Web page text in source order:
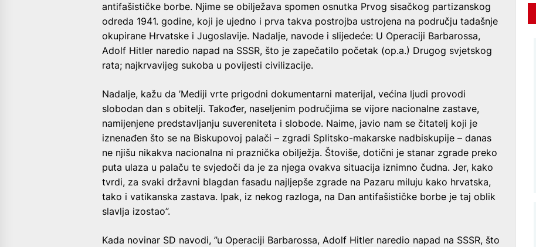
antifašističke borbe. Njime se obilježava spomen osnutka Prvog sisačkog partizanskog
odreda 1941. godine, koji je ujedno i prva takva postrojba ustrojena na području tadašnje
okupirane Hrvatske i Jugoslavije. Nadalje, navode i slijedeće: U Operaciji Barbarossa,
Adolf Hitler naredio napad na SSSR, što je zapečatilo početak (op.a.) Drugog svjetskog
rata; najkrvavijeg sukoba u povijesti civilizacije.
Nadalje, kažu da ’Mediji vrte prigodni dokumentarni materijal, većina ljudi provodi
slobodan dan s obitelji. Također, naseljenim područjima se vijore nacionalne zastave,
namijenjene predstavljanju suvereniteta i slobode. Naime, javio nam se čitatelj koji je
iznenađen što se na Biskupovoj palači – zgradi Splitsko-makarske nadbiskupije – danas
ne njišu nikakva nacionalna ni praznička obilježja. Štoviše, dotični je stanar zgrade preko
puta ulaza u palaču te svjedoči da je za njega ovakva situacija iznimno čudna. Jer, kako
tvrdi, za svaki državni blagdan fasadu najljepše zgrade na Pazaru miluju kako hrvatska,
tako i vatikanska zastava. Ipak, iz nekog razloga, na Dan antifašističke borbe je taj oblik
slavlja izostao”.
Kada novinar SD navodi, ”u Operaciji Barbarossa, Adolf Hitler naredio napad na SSSR, što